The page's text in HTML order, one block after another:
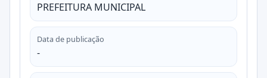
PREFEITURA MUNICIPAL
Data de publicação
-